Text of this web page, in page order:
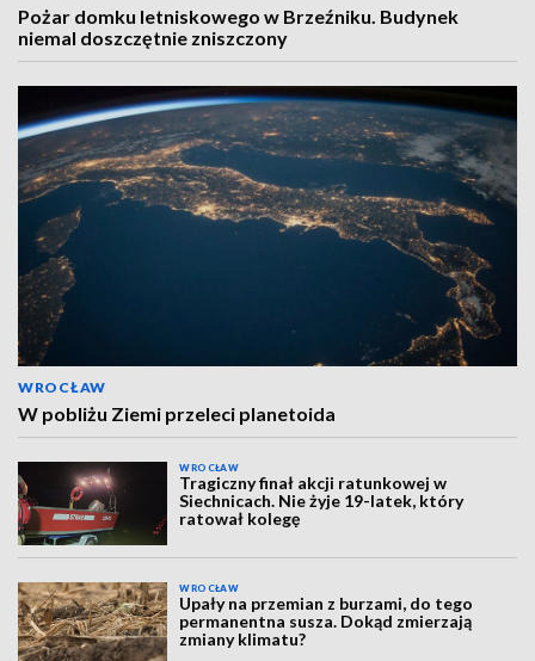
Pożar domku letniskowego w Brzeźniku. Budynek
niemal doszczętnie zniszczony
WROCŁAW
W pobliżu Ziemi przeleci planetoida
WROCŁAW
Tragiczny finał akcji ratunkowej w
Siechnicach. Nie żyje 19-latek, który
ratował kolegę
WROCŁAW
Upały na przemian z burzami, do tego
permanentna susza. Dokąd zmierzają
zmiany klimatu?